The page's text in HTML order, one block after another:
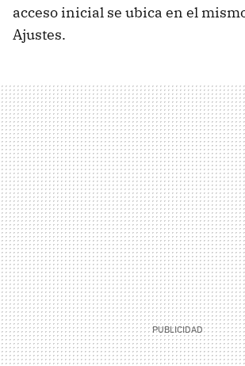
acceso inicial se ubica en el
Ajustes.